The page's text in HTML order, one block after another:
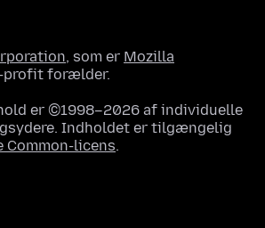
, som er Mozilla
profit forælder.
er ©1998–2026 af individuelle
Indholdet er tilgængelig
Common-licens.